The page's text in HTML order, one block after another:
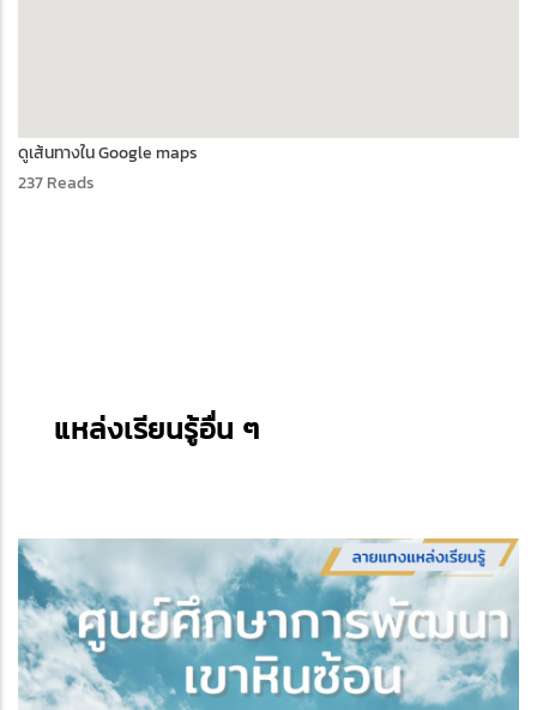
ดูเส้นทางใน Google maps
237 Reads
แหล่งเรียนรู้อื่น ๆ